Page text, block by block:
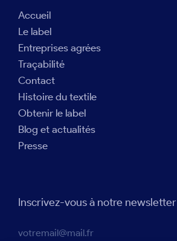
Accueil
Le label
Entreprises agrées
Traçabilité
Contact
Histoire du textile
Obtenir le label
Blog et actualités
Presse
Inscrivez-vous à notre newsletter